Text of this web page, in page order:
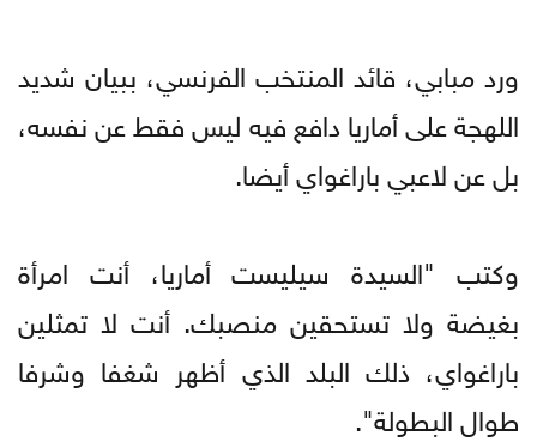
ورد مبابي، قائد المنتخب الفرنسي، ببيان شديد
اللهجة على أماريا دافع فيه ليس فقط عن نفسه،
بل عن لاعبي باراغواي أيضا.
وكتب "السيدة سيليست أماريا، أنت امرأة
بغيضة ولا تستحقين منصبك. أنت لا تمثلين
باراغواي، ذلك البلد الذي أظهر شغفا وشرفا
طوال البطولة".